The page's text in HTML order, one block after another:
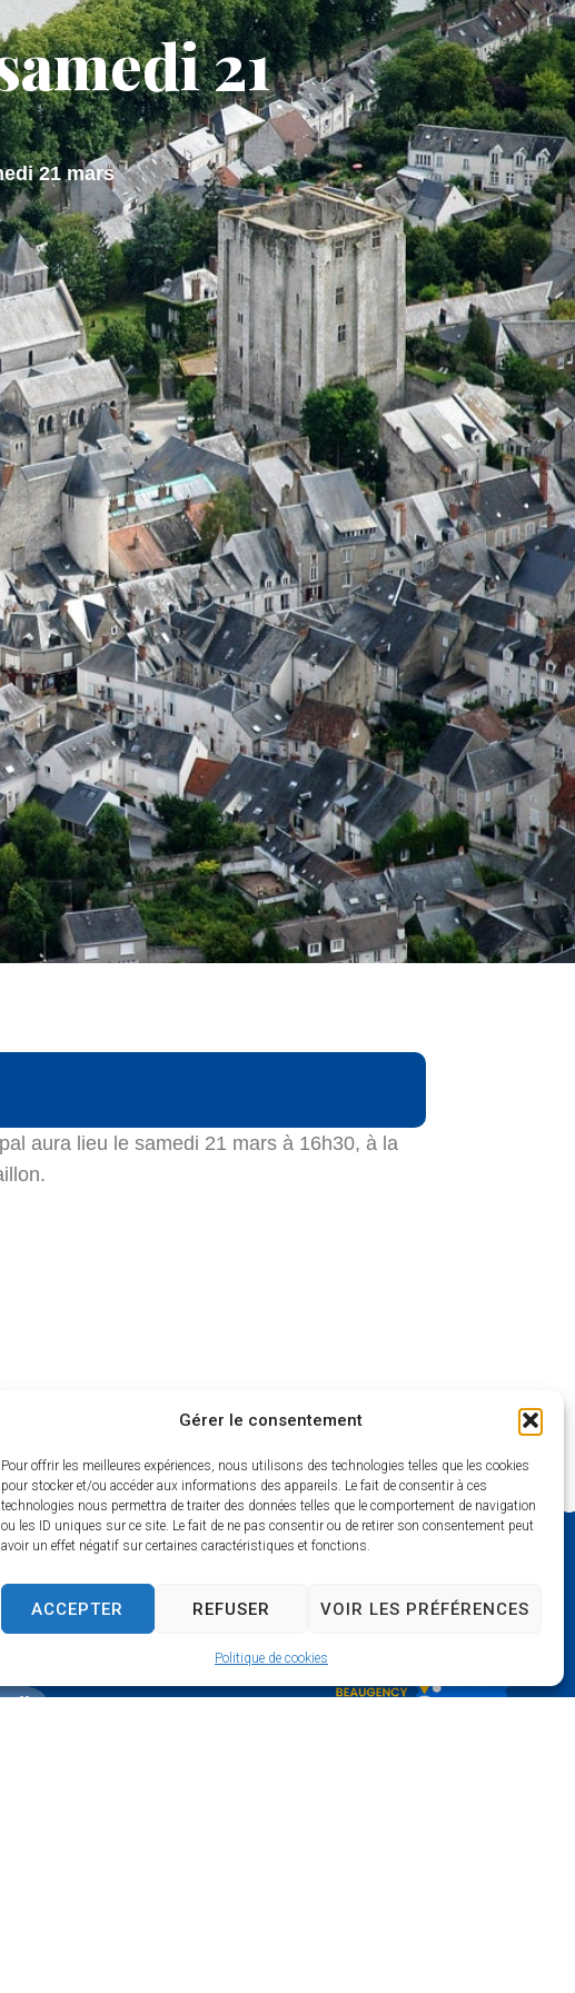
Gérer le consentement
Pour offrir les meilleures expériences, nous utilisons des technologies telles que les cookies
pour stocker et/ou accéder aux informations des appareils. Le fait de consentir à ces
technologies nous permettra de traiter des données telles que le comportement de navigation
ou les ID uniques sur ce site. Le fait de ne pas consentir ou de retirer son consentement peut
avoir un effet négatif sur certaines caractéristiques et fonctions.
ACCEPTER REFUSER VOIR LES PRÉFÉRENCES
Politique de cookies
CADRE DE VIE M'installer
21
21 mars
aura lieu le samedi 21 mars à 16h30, à la
: